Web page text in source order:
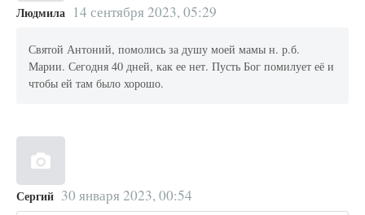
Людмила 14 сентября 2023, 05:29
Святой Антоний, помолись за душу моей мамы н. р.б.
Марии. Сегодня 40 дней, как ее нет. Пусть Бог помилует её и
чтобы ей там было хорошо.
Сергий 30 января 2023, 00:54